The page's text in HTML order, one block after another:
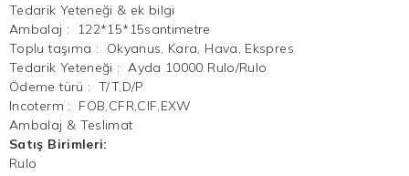
Tedarik Yeteneği & ek bilgi
Ambalaj :
122*15*15santimetre
Toplu taşıma :
Okyanus, Kara, Hava, Ekspres
Tedarik Yeteneği : Ayda 10000 Rulo/Rulo
Ödeme türü : T/T,D/P
Incoterm :
FOB,CFR,CIF,EXW
Ambalaj & Teslimat
Satış Birimleri:
Rulo